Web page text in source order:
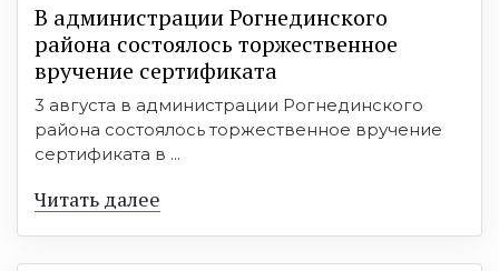
В администрации Рогнединского
района состоялось торжественное
вручение сертификата
3 августа в администрации Рогнединского
района состоялось торжественное вручение
сертификата в ...
Читать далее